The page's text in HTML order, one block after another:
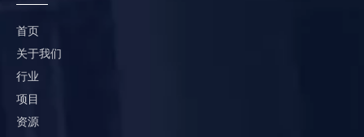
首页
关于我们
行业
项目
资源